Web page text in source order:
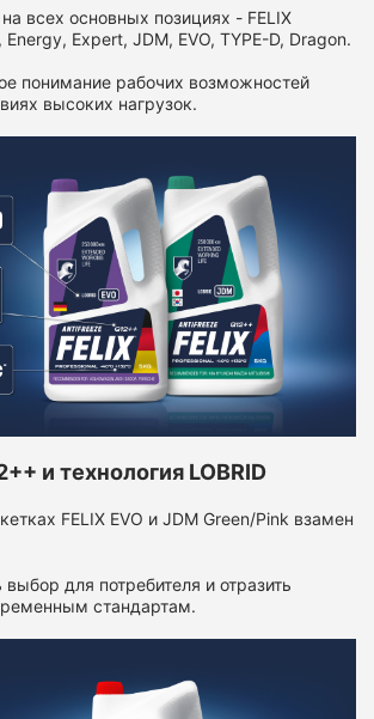
всех основных позициях - FELIX
Expert, JDM, EVO, TYPE-D, Dragon.
понимание рабочих возможностей
высоких нагрузок.
и технология LOBRID
FELIX EVO и JDM Green/Pink взамен
для потребителя и отразить
стандартам.